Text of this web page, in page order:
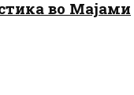
во Мајами